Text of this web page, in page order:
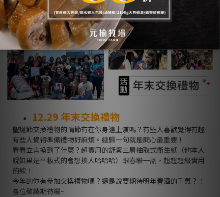
12.29 年末交換禮物
聖誕節交換禮物的情節有在你身邊上演嗎？有些人喜歡覺得有趣
有些人覺得準備禮物好麻煩。總歸一句就是開心最重要！
看看立言換到了什麼？超實用的舒潔三層抽取式衛生紙（他本人
說如果是平板式的會想揍人哈哈哈）跟春聯一副，超超超級實用
的欸！
今年的你有參加交換禮物嗎？還是說要期待明年春酒的手氣？！
各位敬請期待囉~